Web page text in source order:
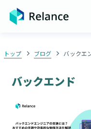
トップ ブログ バックエ
バックエンド